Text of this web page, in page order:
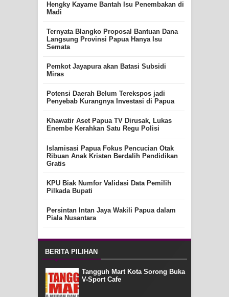
Hengky Kayame Bantah Isu Penembakan di
Madi
Ternyata Blangko Proposal Bantuan Dana
Langsung Provinsi Papua Hanya Isu
Semata
Pemkot Jayapura akan Batasi Subsidi
Miras
Potensi Daerah Belum Terekspos jadi
Penyebab Kurangnya Investasi di Papua
Khawatir Aset Papua TV Dirusak, Lukas
Enembe Kerahkan Satu Regu Polisi
Islamisasi Papua Fokus Pencucian Otak
Ribuan Anak Kristen Berdalih Pendidikan
Gratis
KPU Biak Numfor Validasi Data Pemilih
Pilkada Bupati
Persintan Intan Jaya Wakili Papua dalam
Piala Nusantara
BERITA PILIHAN
Tangguh Mart Kota Sorong Buka
V-Sport Cafe